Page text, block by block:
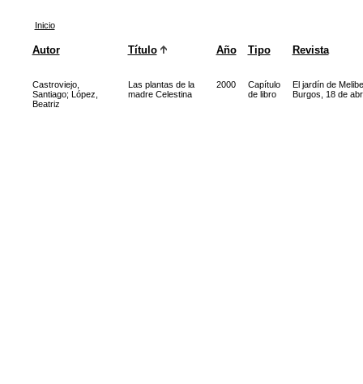
Inicio
Autor Título Año Tipo Revista
Castroviejo,
Santiago; López,
Beatriz
Las plantas de la
madre Celestina
2000
Capítulo
de libro
El jardín de
Burgos, 18 de